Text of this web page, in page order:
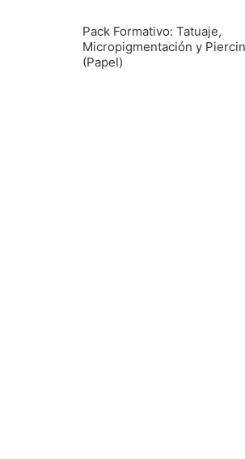
Pack Formativo: Tatuaje,
Micropigmentación y
(Papel)